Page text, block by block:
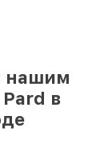
нашим
в